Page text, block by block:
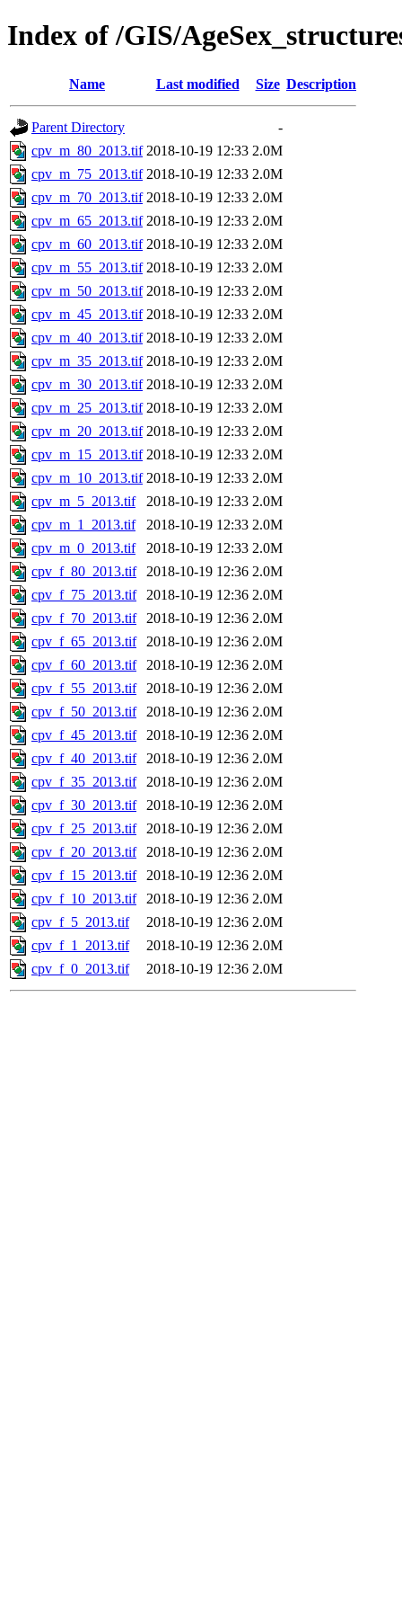
Index of /GIS/
Name Last modified Size Description
Parent Directory
-
cpv_m_80_2013.tif 2018-10-19 12:33 2.0M
cpv_m_75_2013.tif 2018-10-19 12:33 2.0M
cpv_m_70_2013.tif 2018-10-19 12:33 2.0M
cpv_m_65_2013.tif 2018-10-19 12:33 2.0M
cpv_m_60_2013.tif 2018-10-19 12:33 2.0M
cpv_m_55_2013.tif 2018-10-19 12:33 2.0M
cpv_m_50_2013.tif 2018-10-19 12:33 2.0M
cpv_m_45_2013.tif 2018-10-19 12:33 2.0M
cpv_m_40_2013.tif 2018-10-19 12:33 2.0M
cpv_m_35_2013.tif 2018-10-19 12:33 2.0M
cpv_m_30_2013.tif 2018-10-19 12:33 2.0M
cpv_m_25_2013.tif 2018-10-19 12:33 2.0M
cpv_m_20_2013.tif 2018-10-19 12:33 2.0M
cpv_m_15_2013.tif 2018-10-19 12:33 2.0M
cpv_m_10_2013.tif 2018-10-19 12:33 2.0M
cpv_m_5_2013.tif
2018-10-19 12:33 2.0M
cpv_m_1_2013.tif
2018-10-19 12:33 2.0M
cpv_m_0_2013.tif
2018-10-19 12:33 2.0M
cpv_f_80_2013.tif
2018-10-19 12:36 2.0M
cpv_f_75_2013.tif
2018-10-19 12:36 2.0M
cpv_f_70_2013.tif
2018-10-19 12:36 2.0M
cpv_f_65_2013.tif
2018-10-19 12:36 2.0M
cpv_f_60_2013.tif
2018-10-19 12:36 2.0M
cpv_f_55_2013.tif
2018-10-19 12:36 2.0M
cpv_f_50_2013.tif
2018-10-19 12:36 2.0M
cpv_f_45_2013.tif
2018-10-19 12:36 2.0M
cpv_f_40_2013.tif
2018-10-19 12:36 2.0M
cpv_f_35_2013.tif
2018-10-19 12:36 2.0M
cpv_f_30_2013.tif
2018-10-19 12:36 2.0M
cpv_f_25_2013.tif
2018-10-19 12:36 2.0M
cpv_f_20_2013.tif
2018-10-19 12:36 2.0M
cpv_f_15_2013.tif
2018-10-19 12:36 2.0M
cpv_f_10_2013.tif
2018-10-19 12:36 2.0M
cpv_f_5_2013.tif
2018-10-19 12:36 2.0M
cpv_f_1_2013.tif
2018-10-19 12:36 2.0M
cpv_f_0_2013.tif
2018-10-19 12:36 2.0M